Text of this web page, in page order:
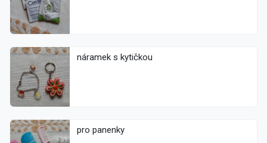
náramek s kytičkou
pro panenky